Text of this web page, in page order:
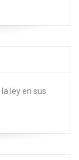
ley en sus